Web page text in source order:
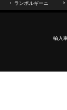
ランボルギーニ
輸入